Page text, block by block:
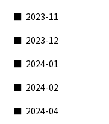
2023-11
2023-12
2024-01
2024-02
2024-04